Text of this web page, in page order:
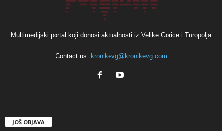
Multimedijski portal koji donosi aktualnosti iz Velike Gorice i Turopolja
Contact us: kronikevg@kronikevg.com
JOŠ OBJAVA